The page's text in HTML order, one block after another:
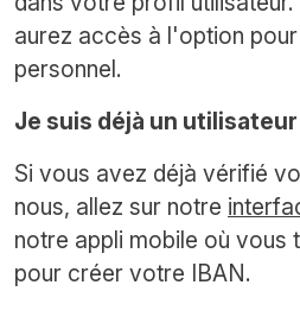
aurez accès à l'option
personnel.
Je suis déjà un
Si vous avez déjà vérifié
nous, allez sur notre
notre appli mobile où vous
pour créer votre IBAN.